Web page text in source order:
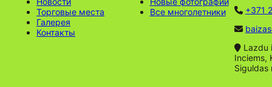
Торговые места
Галерея
Контакты
Все многолетники
+371
Lazdu
Inciems,
Siguldas